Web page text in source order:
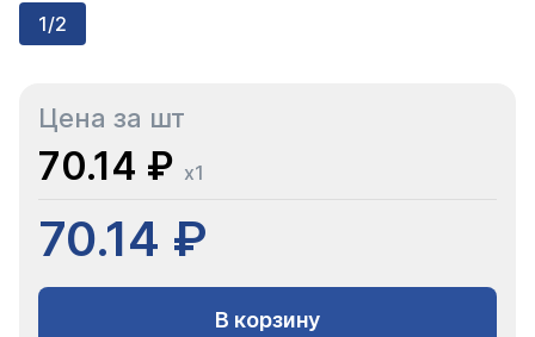
1/2
Цена за шт
70.14 ₽ x1
70.14 ₽
В корзину